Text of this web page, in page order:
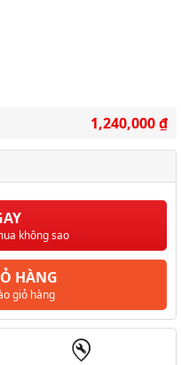
1,240,000 ₫
không sao
HÀNG
giỏ hàng